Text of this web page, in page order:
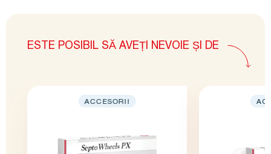
ESTE POSIBIL SĂ AVEȚI NEVOIE ȘI DE
ACCESORII